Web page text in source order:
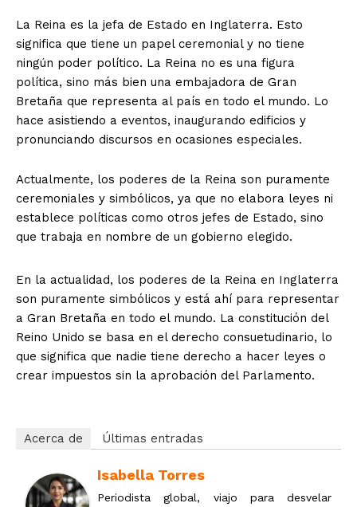
La Reina es la jefa de Estado en Inglaterra. Esto
significa que tiene un papel ceremonial y no tiene
ningún poder político. La Reina no es una figura
política, sino más bien una embajadora de Gran
Bretaña que representa al país en todo el mundo. Lo
hace asistiendo a eventos, inaugurando edificios y
pronunciando discursos en ocasiones especiales.
Actualmente, los poderes de la Reina son puramente
ceremoniales y simbólicos, ya que no elabora leyes ni
establece políticas como otros jefes de Estado, sino
que trabaja en nombre de un gobierno elegido.
En la actualidad, los poderes de la Reina en Inglaterra
son puramente simbólicos y está ahí para representar
a Gran Bretaña en todo el mundo. La constitución del
Reino Unido se basa en el derecho consuetudinario, lo
que significa que nadie tiene derecho a hacer leyes o
crear impuestos sin la aprobación del Parlamento.
Acerca de Últimas entradas
Isabella Torres
Periodista global, viajo para desvelar